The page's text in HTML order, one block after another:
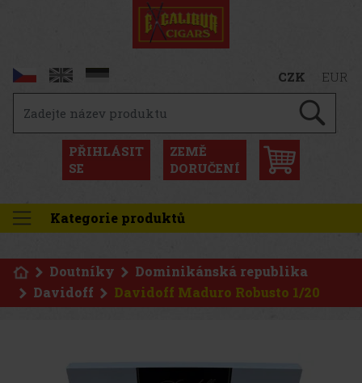
CZK EUR
PŘIHLÁSIT
SE
ZEMĚ
DORUČENÍ
Kategorie produktů
Doutníky
Dominikánská republika
Davidoff
Davidoff Maduro Robusto 1/20